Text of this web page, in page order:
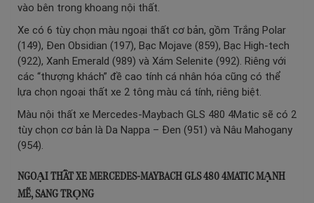
vào bên trong khoang nội thất.
Xe có 6 tùy chọn màu ngoại thất cơ bản, gồm Trắng Polar
(149), Đen Obsidian (197), Bạc Mojave (859), Bạc High-tech
(922), Xanh Emerald (989) và Xám Selenite (992). Riêng với
các “thượng khách” đề cao tính cá nhân hóa cũng có thể
lựa chọn ngoại thất xe 2 tông màu cá tính, riêng biệt.
Màu nội thất xe Mercedes-Maybach GLS 480 4Matic sẽ có 2
tùy chọn cơ bản là Da Nappa – Đen (951) và Nâu Mahogany
(954).
NGOẠI THẤT XE MERCEDES-MAYBACH GLS 480 4MATIC MẠNH
MẼ, SANG TRỌNG